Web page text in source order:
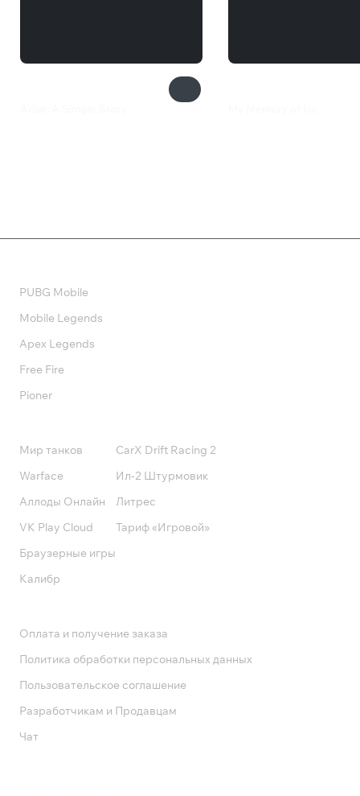
PUBG Mobile
Mobile Legends
Apex Legends
Free Fire
Pioner
Мир танков
Warface
Аллоды Онлайн
VK Play Cloud
Браузерные игры
Калибр
CarX Drift Racing 2
Ил-2 Штурмовик
Литрес
Тариф «Игровой»
Оплата и получение заказа
Политика обработки персональных данных
Пользовательское соглашение
Разработчикам и Продавцам
Чат